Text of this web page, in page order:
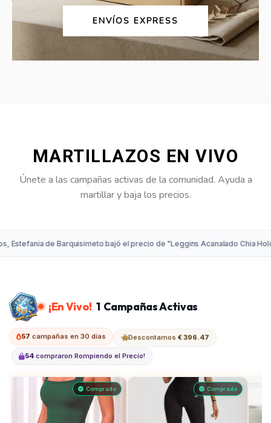
ENVÍOS EXPRESS
MARTILLAZOS EN VIVO
Únete a las campañas activas de la comunidad. Ayuda a
martillar y baja los precios.
el precio de "Leggins Acanalado Chia Holo Beige" a solo $20.83 USD
¡En Vivo! 1 Campañas Activas
57 campañas en 30 días Descontamos € 396.47
54 compraron Rompiendo el Precio!
Comprado Comprado